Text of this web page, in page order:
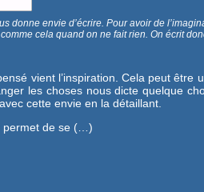
donne envie d’écrire. Pour avoir de
cela quand on ne fait rien. On écrit
vient l’inspiration. Cela peut
les choses nous dicte quelque
cette envie en la détaillant.
permet de se (…)